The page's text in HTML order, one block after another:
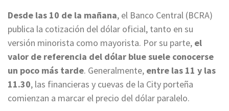
Desde las 10 de la mañana, el Banco Central (BCRA)
publica la cotización del dólar oficial, tanto en su
versión minorista como mayorista. Por su parte, el
valor de referencia del dólar blue suele conocerse
un poco más tarde. Generalmente, entre las 11 y las
11.30, las financieras y cuevas de la City porteña
comienzan a marcar el precio del dólar paralelo.